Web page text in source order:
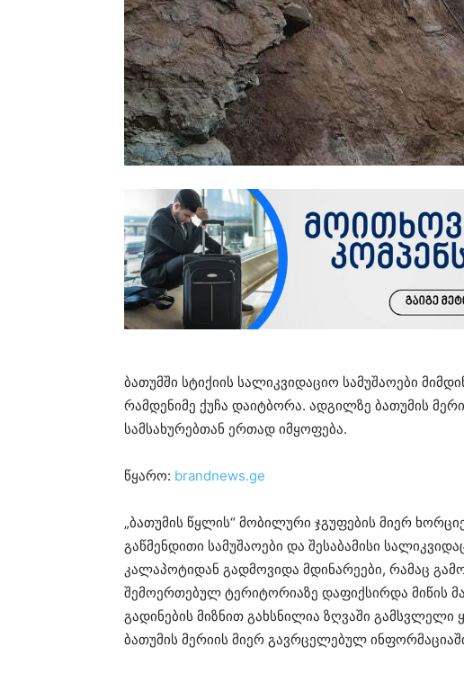
ბათუმში სტიქიის სალიკვიდაციო სამუშაოები
რამდენიმე ქუჩა დაიტბორა. ადგილზე ბათუმის
სამსახურებთან ერთად იმყოფება.
წყარო: brandnews.ge
„ბათუმის წყლის“ მობილური ჯგუფების მიერ
გაწმენდითი სამუშაოები და შესაბამისი
კალაპოტიდან გადმოვიდა მდინარეები, რამაც
შემოერთებულ ტერიტორიაზე დაფიქსირდა მიწის
გადინების მიზნით გახსნილია ზღვაში გამსვლელი
ბათუმის მერიის მიერ გავრცელებულ